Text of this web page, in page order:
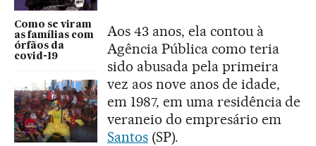
Como se viram
as famílias com
órfãos da
covid-19
Aos 43 anos, ela contou à
Agência Pública como teria
sido abusada pela primeira
vez aos nove anos de idade,
em 1987, em uma residência de
veraneio do empresário em
Santos(SP).